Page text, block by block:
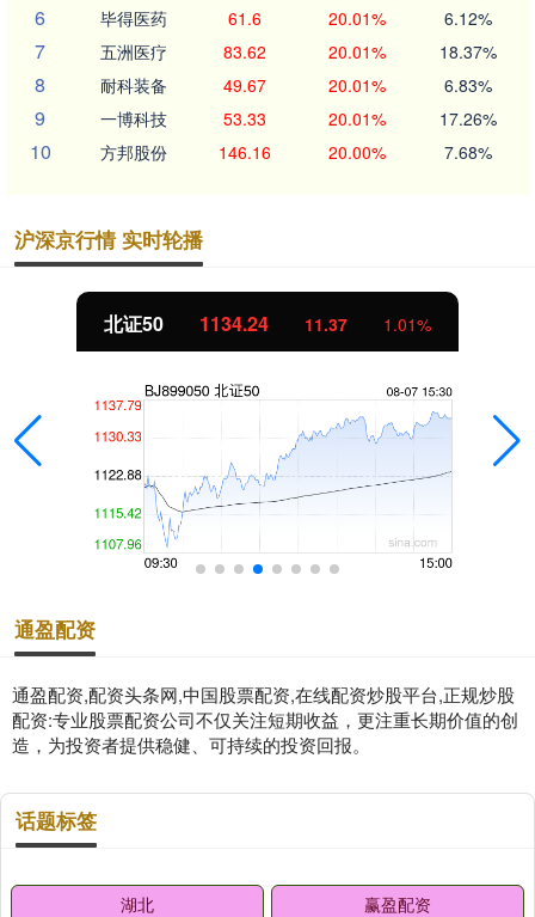
6 毕得医药 61.6 20.01% 6.12%
7 五洲医疗 83.62 20.01% 18.37%
8 耐科装备 49.67 20.01% 6.83%
9 一博科技 53.33 20.01% 17.26%
10 方邦股份 146.16 20.00% 7.68%
沪深京行情 实时轮播
北证50 1134.24 11.37 1.01%
通盈配资
通盈配资,配资头条网,中国股票配资,在线配资炒股平台,正规炒股
配资:专业股票配资公司不仅关注短期收益，更注重长期价值的创
造，为投资者提供稳健、可持续的投资回报。
话题标签
湖北 赢盈配资